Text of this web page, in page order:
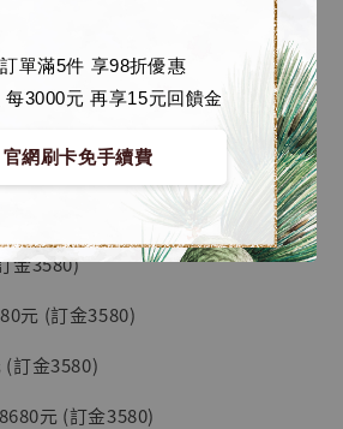
單滿5件 享98折優惠
每3000元 再享15元回饋金
官網刷卡免手續費
台
金3580)
元 (訂金3580)
訂金3580)
元 (訂金3580)